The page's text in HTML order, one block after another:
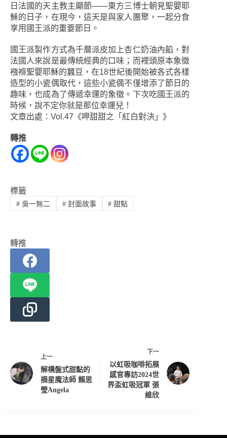
日法國的天主教主顯節——東方三博士朝見聖嬰耶
穌的日子，在現今，這天是與家人團聚，一起分食
享用國王派的重要節日。
國王派製作方式為千層派皮加上杏仁奶油內餡，對
法國人來說是最傳統經典的口味；而裡頭原本象徵
襁褓聖嬰耶穌的蠶豆，在18世紀後開始被各式各樣
造型的小瓷偶取代，這些小瓷偶不僅增添了節日的
趣味，也成為了傳遞幸運的象徵。下次吃國王派的
時候，說不定你就是那位幸運兒！
文章出處：Vol.47《呷甜甜之「紅白對決」》
轉推
標籤
#吳一無二 #封面故事 # 甜點
轉推
上一
解構盤式甜點的
摘星魔法師 賴思
瑩Angela
下一
以虹吸咖啡拓展
感官專訪2024世
界盃虹吸冠軍 張
維欣